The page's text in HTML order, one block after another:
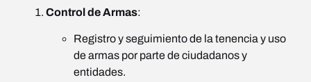
Control de Armas:
Registro y seguimiento de la tenencia y uso
de armas por parte de ciudadanos y
entidades.